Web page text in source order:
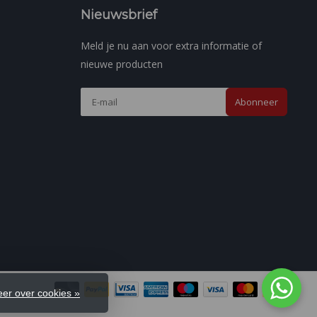
Nieuwsbrief
Meld je nu aan voor extra informatie of
nieuwe producten
Abonneer
over cookies »